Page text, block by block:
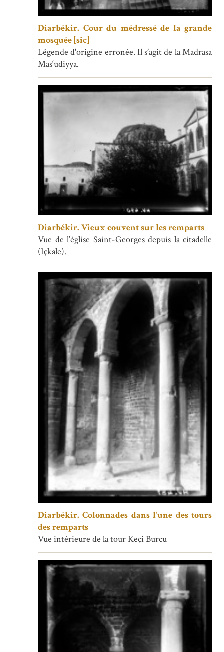
Diarbékir. Cour du médressé de la grande
mosquée [sic]
Légende d'origine erronée. Il s’agit de la Madrasa
Mas‘ūdiyya.
Diarbékir. Vieux couvent sur les remparts
Vue de l’église Saint-Georges depuis la citadelle
(Içkale).
Diarbékir. Colonnades dans l’une des tours
des remparts
Vue intérieure de la tour Keçi Burcu